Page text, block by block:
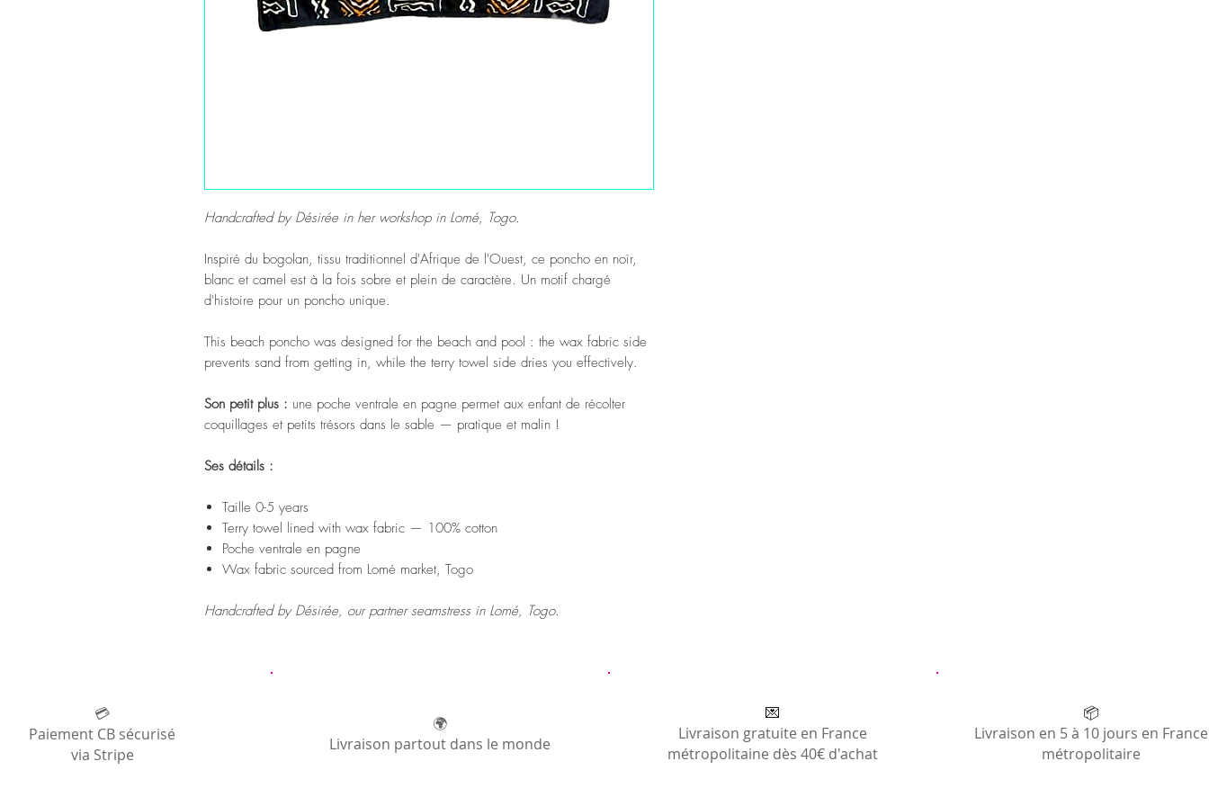
Handcrafted by Désirée in her workshop in Lomé, Togo.
Inspiré du bogolan, tissu traditionnel d'Afrique de l'Ouest, ce poncho en noir,
blanc et camel est à la fois sobre et plein de caractère. Un motif chargé
d'histoire pour un poncho unique.
This beach poncho was designed for the beach and pool : the wax fabric side
prevents sand from getting in, while the terry towel side dries you effectively.
Son petit plus : une poche ventrale en pagne permet aux enfant de récolter
coquillages et petits trésors dans le sable — pratique et malin !
Ses détails :
Taille 0-5 years
Terry towel lined with wax fabric — 100% cotton
Poche ventrale en pagne
Wax fabric sourced from Lomé market, Togo
Handcrafted by Désirée, our partner seamstress in Lomé, Togo.
💳
Paiement CB sécurisé
via Stripe
🌍
Livraison partout dans le monde
💌
Livraison gratuite en France
métropolitaine dès 40€ d'achat
📦
Livraison en 5 à 10 jours en France
métropolitaire